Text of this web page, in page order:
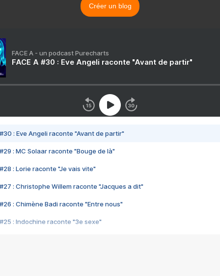
Créer un blog
FACE A - un podcast Purecharts
FACE A #30 : Eve Angeli raconte "Avant de partir"
#30 : Eve Angeli raconte "Avant de partir"
#29 : MC Solaar raconte "Bouge de là"
#28 : Lorie raconte "Je vais vite"
#27 : Christophe Willem raconte "Jacques a dit"
#26 : Chimène Badi raconte "Entre nous"
#25 : Indochine raconte "3e sexe"